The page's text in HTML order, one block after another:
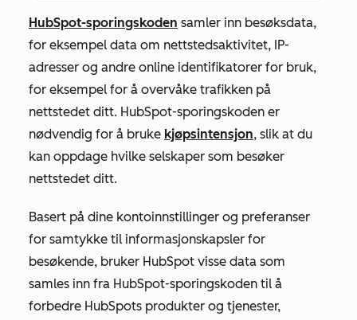
HubSpot-sporingskoden samler inn besøksdata,
for eksempel data om nettstedsaktivitet, IP-
adresser og andre online identifikatorer for bruk,
for eksempel for å overvåke trafikken på
nettstedet ditt. HubSpot-sporingskoden er
nødvendig for å bruke kjøpsintensjon, slik at du
kan oppdage hvilke selskaper som besøker
nettstedet ditt.
Basert på dine kontoinnstillinger og preferanser
for samtykke til informasjonskapsler for
besøkende, bruker HubSpot visse data som
samles inn fra HubSpot-sporingskoden til å
forbedre HubSpots produkter og tjenester,